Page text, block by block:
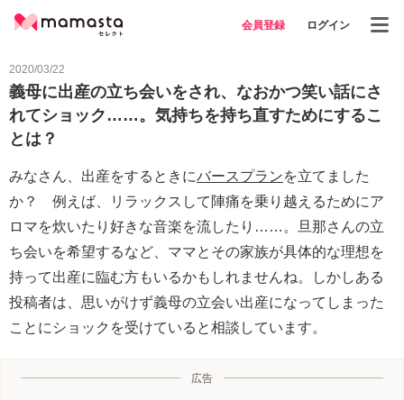
会員登録 ログイン
2020/03/22
義母に出産の立ち会いをされ、なおかつ笑い話にさ
れてショック……。気持ちを持ち直すためにするこ
とは？
みなさん、出産をするときにバースプランを立てました
か？ 例えば、リラックスして陣痛を乗り越えるためにア
ロマを炊いたり好きな音楽を流したり……。旦那さんの立
ち会いを希望するなど、ママとその家族が具体的な理想を
持って出産に臨む方もいるかもしれませんね。しかしある
投稿者は、思いがけず義母の立会い出産になってしまった
ことにショックを受けていると相談しています。
広告